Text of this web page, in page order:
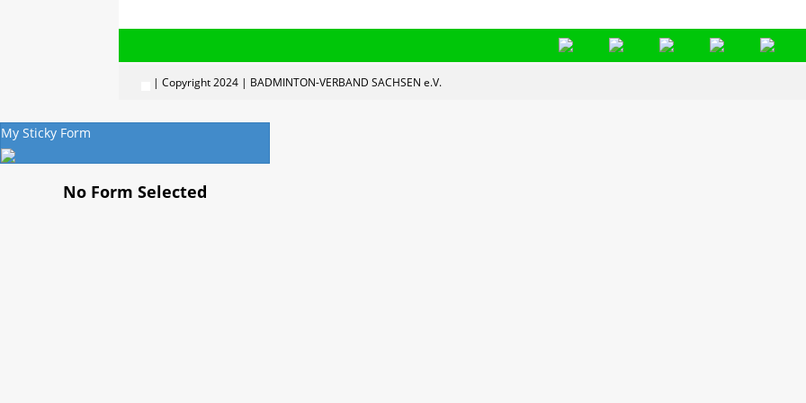
| Copyright 2024 | BADMINTON-VERBAND SACHSEN e.V.
My Sticky Form
No Form Selected